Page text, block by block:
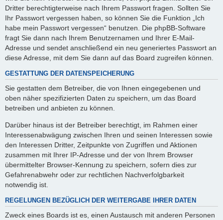
Dritter berechtigterweise nach Ihrem Passwort fragen. Sollten Sie
Ihr Passwort vergessen haben, so können Sie die Funktion „Ich
habe mein Passwort vergessen“ benutzen. Die phpBB-Software
fragt Sie dann nach Ihrem Benutzernamen und Ihrer E-Mail-
Adresse und sendet anschließend ein neu generiertes Passwort an
diese Adresse, mit dem Sie dann auf das Board zugreifen können.
GESTATTUNG DER DATENSPEICHERUNG
Sie gestatten dem Betreiber, die von Ihnen eingegebenen und
oben näher spezifizierten Daten zu speichern, um das Board
betreiben und anbieten zu können.
Darüber hinaus ist der Betreiber berechtigt, im Rahmen einer
Interessenabwägung zwischen Ihren und seinen Interessen sowie
den Interessen Dritter, Zeitpunkte von Zugriffen und Aktionen
zusammen mit Ihrer IP-Adresse und der von Ihrem Browser
übermittelter Browser-Kennung zu speichern, sofern dies zur
Gefahrenabwehr oder zur rechtlichen Nachverfolgbarkeit
notwendig ist.
REGELUNGEN BEZÜGLICH DER WEITERGABE IHRER DATEN
Zweck eines Boards ist es, einen Austausch mit anderen Personen